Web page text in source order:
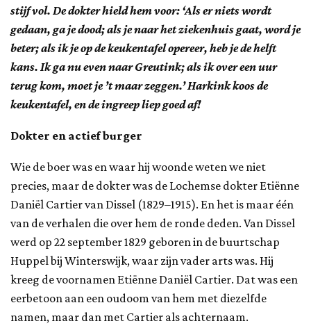
stijf vol. De dokter hield hem voor: ‘Als er niets wordt
gedaan, ga je dood; als je naar het ziekenhuis gaat, word je
beter; als ik je op de keukentafel opereer, heb je de helft
kans. Ik ga nu even naar Greutink; als ik over een uur
terug kom, moet je ’t maar zeggen.’ Harkink koos de
keukentafel, en de ingreep liep goed af!
Dokter en actief burger
Wie de boer was en waar hij woonde weten we niet
precies, maar de dokter was de Lochemse dokter Etiënne
Daniël Cartier van Dissel (1829–1915). En het is maar één
van de verhalen die over hem de ronde deden. Van Dissel
werd op 22 september 1829 geboren in de buurtschap
Huppel bij Winterswijk, waar zijn vader arts was. Hij
kreeg de voornamen Etiënne Daniël Cartier. Dat was een
eerbetoon aan een oudoom van hem met diezelfde
namen, maar dan met Cartier als achternaam.